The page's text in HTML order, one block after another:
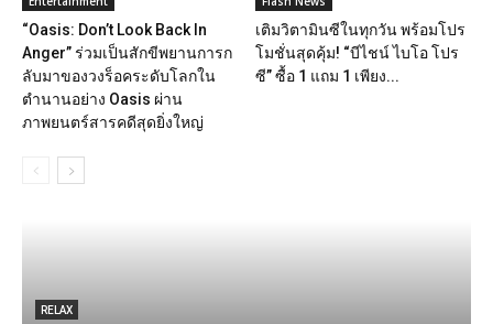
“Oasis: Don’t Look Back In
Anger” ร่วมเป็นสักขีพยานการก
ลับมาของวงร็อคระดับโลกใน
ตำนานอย่าง Oasis ผ่าน
ภาพยนตร์สารคดีสุดยิ่งใหญ่
เติมวิตามินซีในทุกวัน พร้อมโปร
โมชั่นสุดคุ้ม! “บีไชน์ ไบโอ โปร
ซี” ซื้อ 1 แถม 1 เพียง...
RELAX